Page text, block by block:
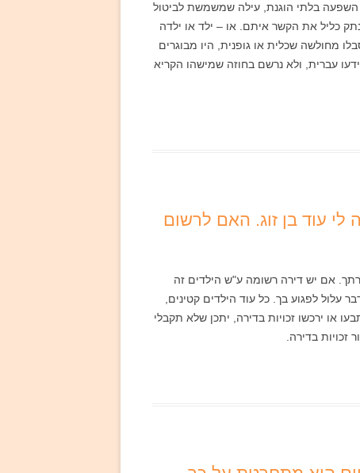
בלתי הוגנת, עילה שמשמשת לביטול
כליל את הקשר איתם. או – ילד או ילדה
מחולשה שכלית או גופנית, היו מבוגרים
עברית, ולא נרשם בחוזה שמישהו הקריא
עוד בן זוג. האם לרשום
אם יש דירה רשומה ע"ש הילדים זה
עלול לפגוע בך. כל עוד הילדים קטינים,
או ירכשו זכויות בדירה, יתכן שלא תקבלי
בדירה.